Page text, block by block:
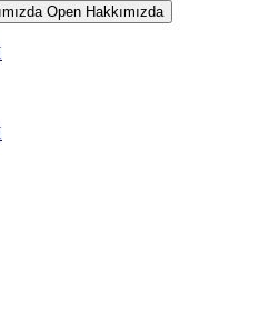
Open Hakkımızda